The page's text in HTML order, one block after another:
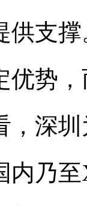
供支
优势
，深
内乃